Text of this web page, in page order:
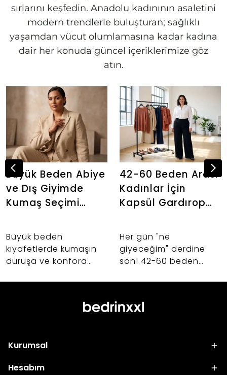
sırlarını keşfedin. Anadolu kadınının asaletini
modern trendlerle buluşturan; sağlıklı
yaşamdan vücut olumlamasına kadar kadına
dair her konuda güncel içeriklerimize göz
atın.
Büyük Beden Abiye
ve Dış Giyimde
Kumaş Seçimi
Büyük beden
kıyafetlerde kumaşın
duruşa ve konfora
takım ve dış giyim
kurtaracak kumaş
42-60 Beden Arası
Kadınlar İçin
Kapsül Gardırop
Her gün "ne
giyeceğim" derdine
son! 42-60 beden
uyumlu, şık ve hayat
gardırop oluşturmanın
Kurumsal
Hesabım